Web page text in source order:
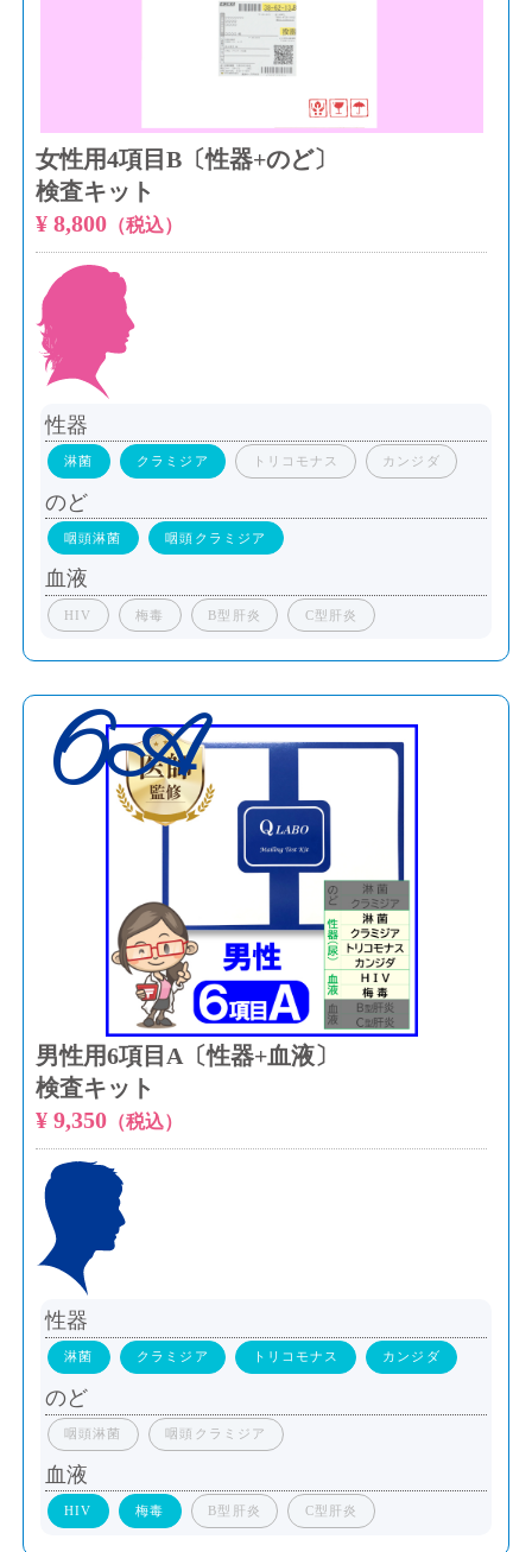
女性用4項目B〔性器+のど〕
検査キット
¥ 8,800（税込）
性器
淋菌 クラミジア トリコモナス カンジダ
のど
咽頭淋菌 咽頭クラミジア
血液
HIV 梅毒 B型肝炎 C型肝炎
6A
男性用6項目A〔性器+血液〕
検査キット
¥ 9,350（税込）
性器
淋菌 クラミジア トリコモナス カンジダ
のど
咽頭淋菌 咽頭クラミジア
血液
HIV 梅毒 B型肝炎 C型肝炎